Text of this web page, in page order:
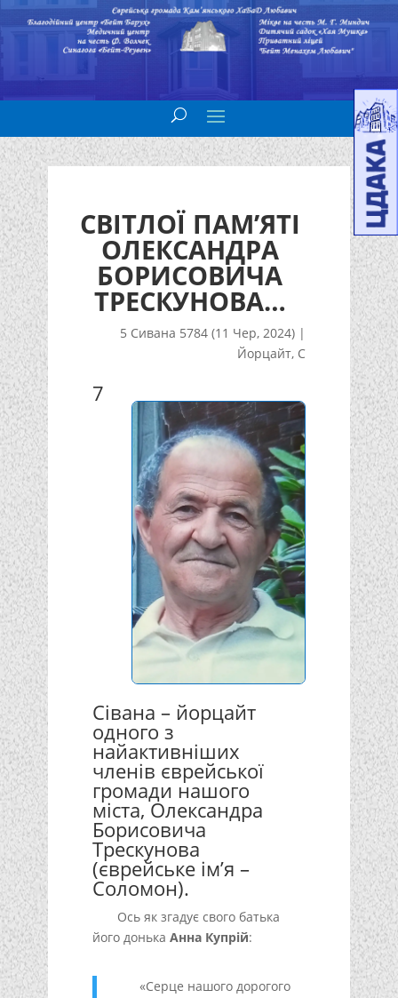
СВІТЛОЇ ПАМ’ЯТІ
ОЛЕКСАНДРА
БОРИСОВИЧА
ТРЕСКУНОВА…
5 Сивана 5784 (11 Чер, 2024) |
Йорцайт, С
7
Сівана – йорцайт
одного з
найактивніших
членів єврейської
громади нашого
міста, Олександра
Борисовича
Трескунова
(єврейське ім’я –
Соломон).
Ось як згадує свого батька
його донька Анна Купрій:
«Серце нашого дорогого